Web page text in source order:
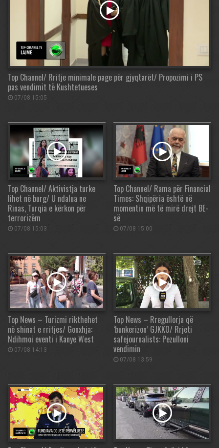
Top Channel/ Rritje minimale page për gjyqtarët/ Propozimi i PS
pas vendimit të Kushtetueses
07/08 15:05
Top Channel/ Aktivistja turke
lihet në burg/ U ndalua ne
Rinas, Turqia e kërkon për
terrorizëm
07/08 15:03
Top Channel/ Rama për Financial
Times: Shqipëria është në
momentin më të mirë drejt BE-
së
07/08 15:00
Top News – Turizmi rikthehet
në shinat e rritjes/ Gonxhja:
Ndihmoi eventi i Kanye West
07/08 14:13
Top News – Rregullorja që
‘bunkerizon’ GJKKO/ Rrjeti
safejournalists: Pezulloni
vendimin
07/08 13:59